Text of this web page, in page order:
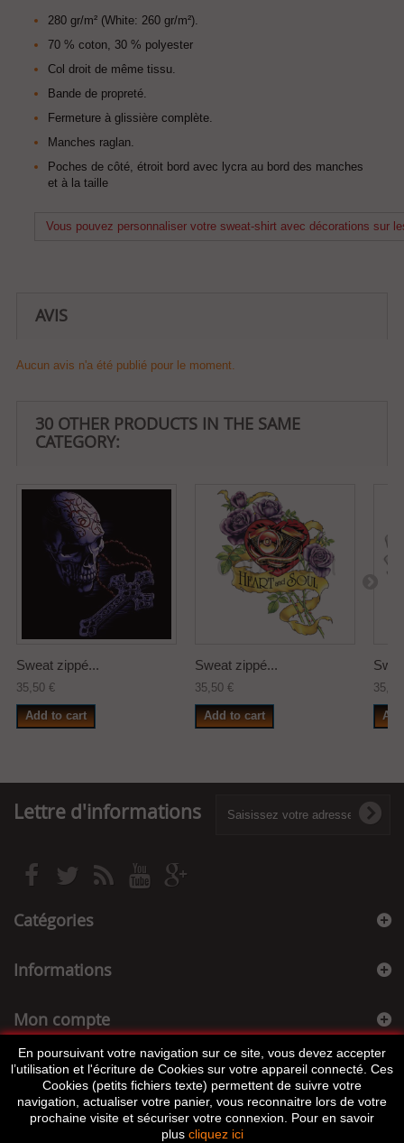
280 gr/m² (White: 260 gr/m²).
70 % coton, 30 % polyester
Col droit de même tissu.
Bande de propreté.
Fermeture à glissière complète.
Manches raglan.
Poches de côté, étroit bord avec lycra au bord des manches
et à la taille
Vous pouvez personnaliser votre sweat-shirt avec décorations sur
AVIS
Aucun avis n'a été publié pour le moment.
30 OTHER PRODUCTS IN THE SAME
CATEGORY:
Sweat zippé...
35,50 €
Add to cart
Sweat zippé...
35,50 €
Add to cart
Lettre d'informations
Catégories
Informations
Mon compte
Informations sur votre boutique
En poursuivant votre navigation sur ce site, vous devez accepter
l’utilisation et l'écriture de Cookies sur votre appareil connecté. Ces
Cookies (petits fichiers texte) permettent de suivre votre
navigation, actualiser votre panier, vous reconnaitre lors de votre
prochaine visite et sécuriser votre connexion. Pour en savoir
plus cliquez ici